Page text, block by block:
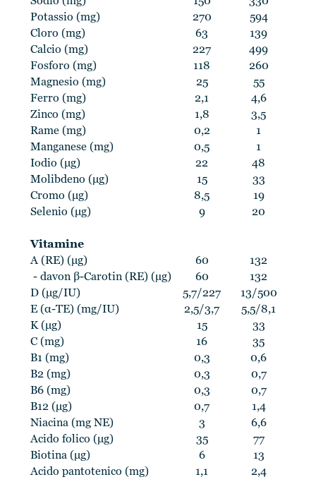
Potassio (mg)
270
594
Cloro (mg)
63
139
Calcio (mg)
227
499
Fosforo (mg)
118
260
Magnesio (mg)
25
55
Ferro (mg)
2,1
4,6
Zinco (mg)
1,8
3,5
Rame (mg)
0,2
1
Manganese (mg)
0,5
1
Iodio (μg)
22
48
Molibdeno (μg)
15
33
Cromo (μg)
8,5
19
Selenio (μg)
9 20
Vitamine
A (RE) (μg)
60
132
- davon β-Carotin (RE) (µg)
60
132
D (μg/IU)
5,7/227
13/500
E (α-TE) (mg/IU)
2,5/3,7
5,5/8,1
K (μg)
15
33
C (mg)
16
35
B1 (mg)
0,3
0,6
B2 (mg)
0,3
0,7
B6 (mg)
0,3
0,7
B12 (μg)
0,7
1,4
Niacina (mg NE)
3
6,6
Acido folico (μg)
35
77
Biotina (μg)
6
13
Acido pantotenico (mg)
1,1 2,4